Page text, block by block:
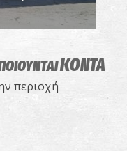
ΚΟΝΤΑ
περιοχή